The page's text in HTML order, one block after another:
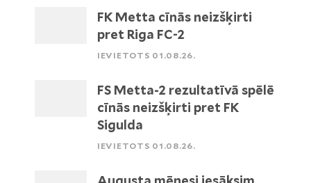
FK Metta cīnās neizšķirti
pret Riga FC-2
IEVIETOTS 01.08.26.
FS Metta-2 rezultatīvā spēlē
cīnās neizšķirti pret FK
Sigulda
IEVIETOTS 01.08.26.